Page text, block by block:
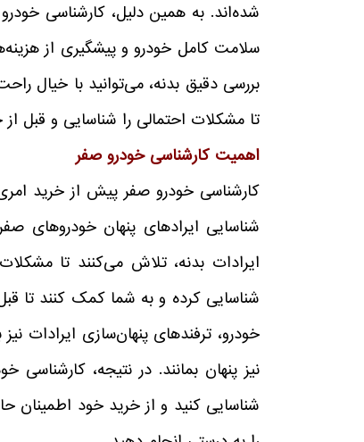
شده‌اند. به همین دلیل، کارشناسی
سلامت کامل خودرو و پیشگیری از
بررسی دقیق بدنه، می‌توانید با خیال
تا مشکلات احتمالی را شناسایی و قبل از
اهمیت کارشناسی خودرو صفر
کارشناسی خودرو صفر پیش از خرید
شناسایی ایرادهای پنهان خودروهای
ایرادات بدنه، تلاش می‌کنند تا
شناسایی کرده و به شما کمک کنند تا
خودرو، ترفندهای پنهان‌سازی ایرادات
نیز پنهان بمانند. در نتیجه،
شناسایی کنید و از خرید خود اطمینان